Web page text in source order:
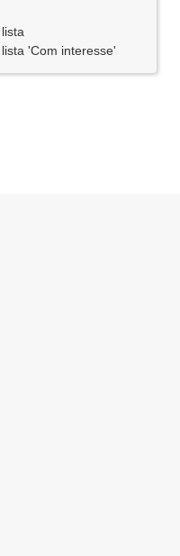
'Com interesse'